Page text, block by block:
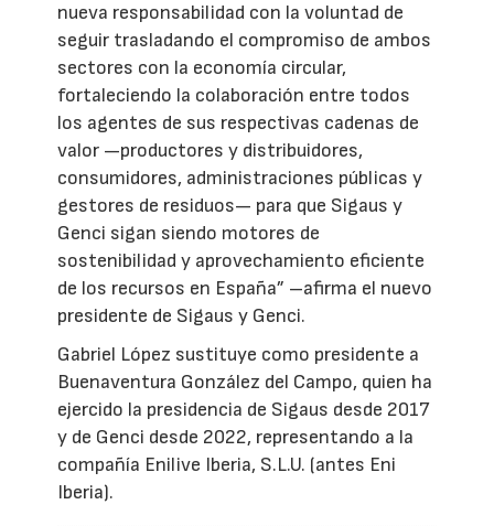
nueva responsabilidad con la voluntad de
seguir trasladando el compromiso de ambos
sectores con la economía circular,
fortaleciendo la colaboración entre todos
los agentes de sus respectivas cadenas de
valor —productores y distribuidores,
consumidores, administraciones públicas y
gestores de residuos— para que Sigaus y
Genci sigan siendo motores de
sostenibilidad y aprovechamiento eficiente
de los recursos en España” –afirma el nuevo
presidente de Sigaus y Genci.
Gabriel López sustituye como presidente a
Buenaventura González del Campo, quien ha
ejercido la presidencia de Sigaus desde 2017
y de Genci desde 2022, representando a la
compañía Enilive Iberia, S.L.U. (antes Eni
Iberia).